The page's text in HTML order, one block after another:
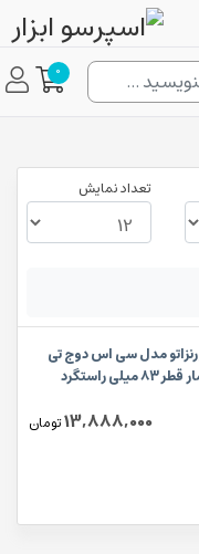
0
تعداد نمایش
مدل سی اس دوج تی
13,888,000تومان